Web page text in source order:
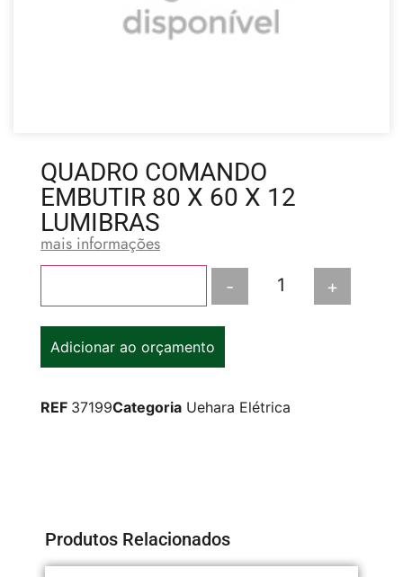
QUADRO COMANDO
EMBUTIR 80 X 60 X 12
LUMIBRAS
mais informações
- +
Adicionar ao orçamento
REF 37199Categoria Uehara Elétrica
Produtos Relacionados